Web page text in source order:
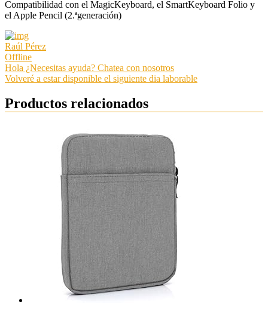
Compatibilidad con el MagicKeyboard, el SmartKeyboard Folio y
el Apple Pencil (2.ªgeneración)
Raúl Pérez
Offline
Hola ¿Necesitas ayuda? Chatea con nosotros
Volveré a estar disponible el siguiente dia laborable
Productos relacionados